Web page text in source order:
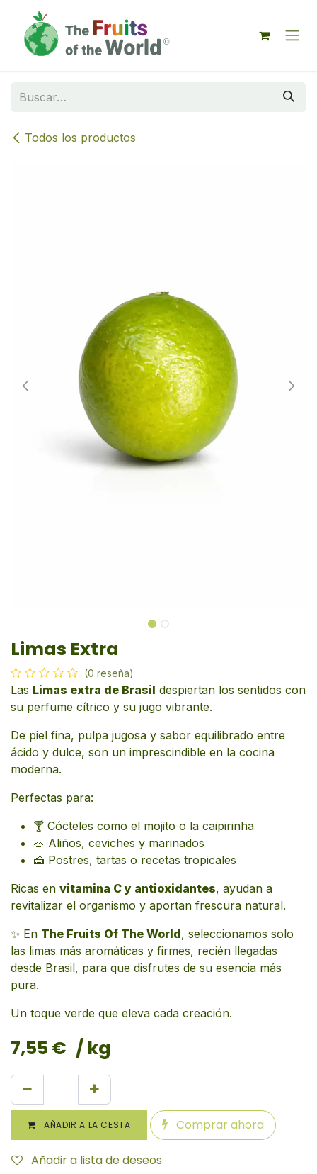
Todos los productos
Limas Extra
(0 reseña)
Las Limas extra de Brasil despiertan los sentidos con
su perfume cítrico y su jugo vibrante.
De piel fina, pulpa jugosa y sabor equilibrado entre
ácido y dulce, son un imprescindible en la cocina
moderna.
Perfectas para:
🍸 Cócteles como el mojito o la caipirinha
🥗 Aliños, ceviches y marinados
🍰 Postres, tartas o recetas tropicales
Ricas en vitamina C y antioxidantes, ayudan a
revitalizar el organismo y aportan frescura natural.
✨ En The Fruits Of The World, seleccionamos solo
las limas más aromáticas y firmes, recién llegadas
desde Brasil, para que disfrutes de su esencia más
pura.
Un toque verde que eleva cada creación.
7,55 € / kg
AÑADIR A LA CESTA Comprar ahora
Añadir a lista de deseos